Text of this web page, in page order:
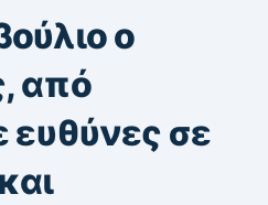
ο
από
ευθύνες σε